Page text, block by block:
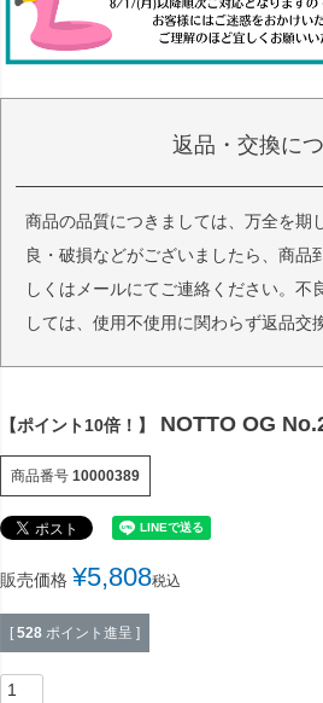
返品・交換に
商品の品質につきましては、万全を期
良・破損などがございましたら、商品
しくはメールにてご連絡ください。不
しては、使用不使用に関わらず返品交
【ポイント10倍！】 NOTTO OG
商品番号 10000389
販売価格 ¥5,808税込
[ 528 ポイント進呈 ]